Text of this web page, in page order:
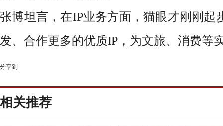
张博坦言，在IP业务方面， 猫眼才刚刚起
发、合作更多的优质IP，为文旅、消费等
分享到
相关推荐